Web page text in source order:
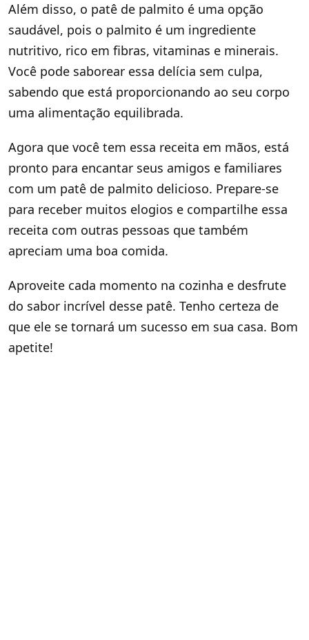
Além disso, o patê de palmito é uma opção
saudável, pois o palmito é um ingrediente
nutritivo, rico em fibras, vitaminas e minerais.
Você pode saborear essa delícia sem culpa,
sabendo que está proporcionando ao seu corpo
uma alimentação equilibrada.
Agora que você tem essa receita em mãos, está
pronto para encantar seus amigos e familiares
com um patê de palmito delicioso. Prepare-se
para receber muitos elogios e compartilhe essa
receita com outras pessoas que também
apreciam uma boa comida.
Aproveite cada momento na cozinha e desfrute
do sabor incrível desse patê. Tenho certeza de
que ele se tornará um sucesso em sua casa. Bom
apetite!